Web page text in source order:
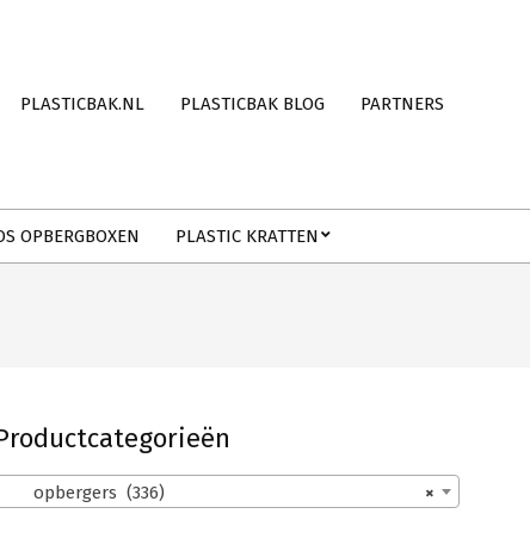
PLASTICBAK.NL PLASTICBAK BLOG PARTNERS
OPBERGBOXEN PLASTIC KRATTEN
×
opbergers (336)